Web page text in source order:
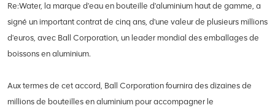
Re:Water, la marque d'eau en bouteille d'aluminium haut de gamme, a
signé un important contrat de cinq ans, d'une valeur de plusieurs millions
d'euros, avec Ball Corporation, un leader mondial des emballages de
boissons en aluminium.
Aux termes de cet accord, Ball Corporation fournira des dizaines de
millions de bouteilles en aluminium pour accompagner le